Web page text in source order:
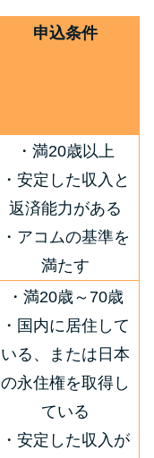
ない…2ヵ月目に
険な理由と対
強制退去は避け
談より賢い方
審査通る？借金
をおすすめしな
りるには？年利
申込条件
・満20歳以上
・安定した収入と
返済能力がある
・アコムの基準を
満たす
・満20歳～70歳
・国内に居住して
いる、または日本
の永住権を取得し
ている
・安定した収入が